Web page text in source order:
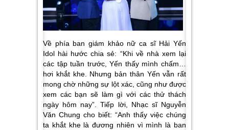
Về phía ban giám khảo nữ ca sĩ Hải Yến
Idol hài hước chia sẻ: “Khi về nhà xem lại
các tập tuần trước, Yến thấy mình chấm…
hơi khắt khe. Nhưng bản thân Yến vẫn rất
mong chờ những sự lột xác, cũng như được
xem các bạn sẽ làm gì với các thử thách
ngày hôm nay”. Tiếp lời, Nhạc sĩ Nguyễn
Văn Chung cho biết: “Anh thấy việc chúng
ta khắt khe là đương nhiên vì mình là ban